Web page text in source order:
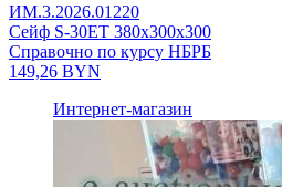
ИМ.3.2026.01220
Сейф S-30ET 380x300x300
Справочно по курсу НБРБ
149,26 BYN
Интернет-магазин